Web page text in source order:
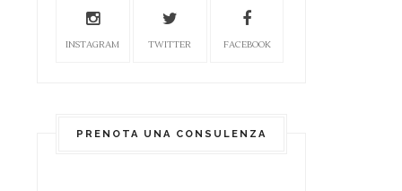
INSTAGRAM TWITTER FACEBOOK
PRENOTA UNA CONSULENZA